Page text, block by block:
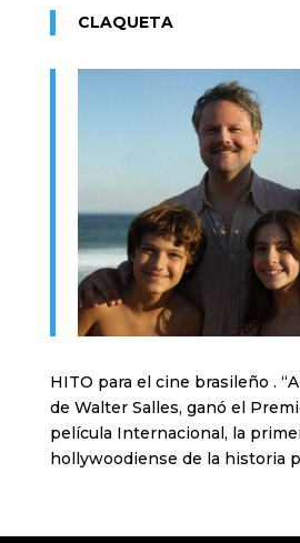
CLAQUETA
HITO para el cine brasileño .
de Walter Salles, ganó el
película Internacional, la
hollywoodiense de la historia